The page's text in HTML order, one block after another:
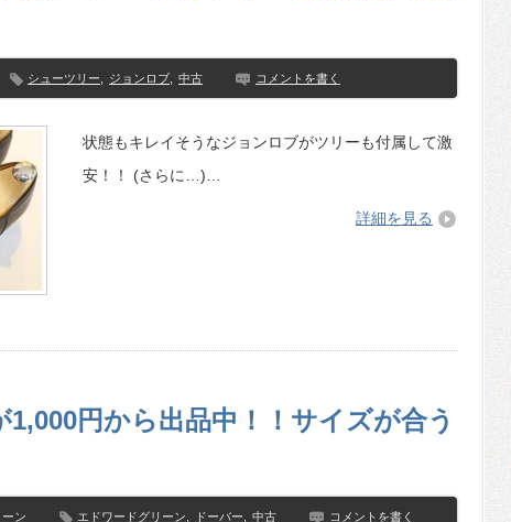
シューツリー ジョンロブ 中古 コメントを書く
状態もキレイそうなジョンロブがツリーも付属して激
安！！ (さらに…)…
詳細を見る
円から出品中！！サイズが合う
ン エドワードグリーン ドーバー 中古 コメントを書く